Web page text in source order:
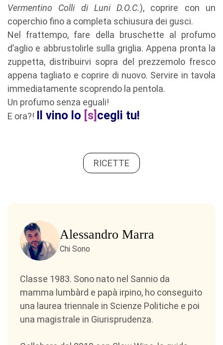
Vermentino Colli di Luni D.O.C.), coprire con un
coperchio fino a completa schiusura dei gusci.
Nel frattempo, fare della bruschette al profumo
d’aglio e abbrustolirle sulla griglia. Appena pronta la
zuppetta, distribuirvi sopra del prezzemolo fresco
appena tagliato e coprire di nuovo. Servire in tavola
immediatamente scoprendo la pentola.
Un profumo senza eguali!
E ora?! Il vino lo [s] cegli tu!
RICETTE
Alessandro Marra
Chi Sono
Classe 1983. Sono nato nel Sannio da
mamma lumbàrd e papà irpino, ho conseguito
una laurea triennale in Scienze Politiche e poi
una magistrale in Giurisprudenza.